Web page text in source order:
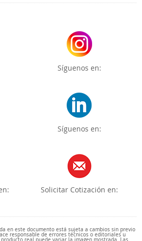
Síguenos en:
Síguenos en:
Solicitar Cotización en:
en este documento está sujeta a cambios sin previo
responsable de errores técnicos o editoriales u
real puede variar la imagen mostrada. Las